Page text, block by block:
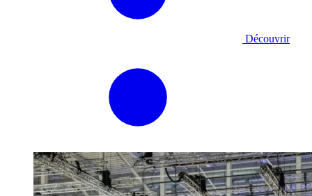
Découvrir